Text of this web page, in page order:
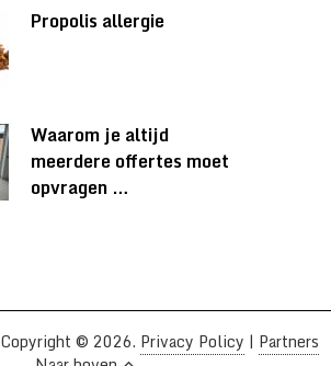
Propolis allergie
Waarom je altijd
meerdere offertes moet
opvragen …
Copyright © 2026. Privacy Policy | Partners